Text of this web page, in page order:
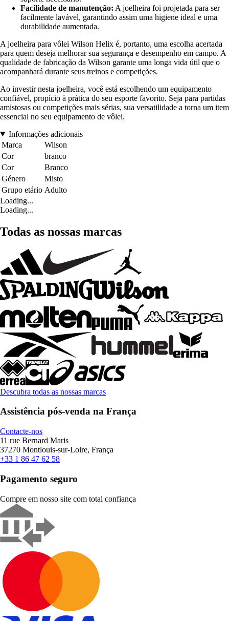
Facilidade de manutenção: A joelheira foi projetada para ser
facilmente lavável, garantindo assim uma higiene ideal e uma
durabilidade aumentada.
A joelheira para vôlei Wilson Helix é, portanto, uma escolha acertada
para quem deseja melhorar sua segurança e desempenho em campo. A
qualidade de fabricação da Wilson garante uma longa vida útil que o
acompanhará durante seus treinos e competições.
Ao investir nesta joelheira, você está escolhendo um equipamento
confiável, propício à prática do seu esporte favorito. Seja para partidas
amistosas ou competições mais sérias, sua versatilidade a torna um item
essencial no seu equipamento de vôlei.
Informações adicionais
Marca
Wilson
Cor
branco
Cor
Branco
Género
Misto
Grupo etário Adulto
Loading...
Loading...
Todas as nossas marcas
Descubra todas as nossas marcas
Assistência pós-venda na França
Contacte-nos
11 rue Bernard Maris
37270 Montlouis-sur-Loire, França
+33 1 86 47 62 58
Pagamento seguro
Compre em nosso site com total confiança